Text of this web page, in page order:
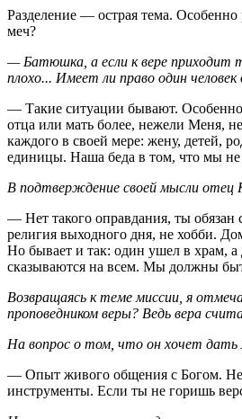
Разделение — острая тема.
меч?
— Батюшка, а если к вере приходит
плохо... Имеет ли право один
— Такие ситуации бывают. Особенно
отца или мать более, нежели Меня,
каждого в своей мере: жену, детей,
единицы. Наша беда в том, что мы
В подтверждение своей мысли отец
— Нет такого оправдания, ты обязан
религия выходного дня, не хобби.
Но бывает и так: один ушел в храм, а
сказываются на всем. Мы должны
Возвращаясь к теме миссии, я
проповедником веры? Ведь вера
На вопрос о том, что он хочет дать
— Опыт живого общения с Богом. Не
инструменты. Если ты не горишь